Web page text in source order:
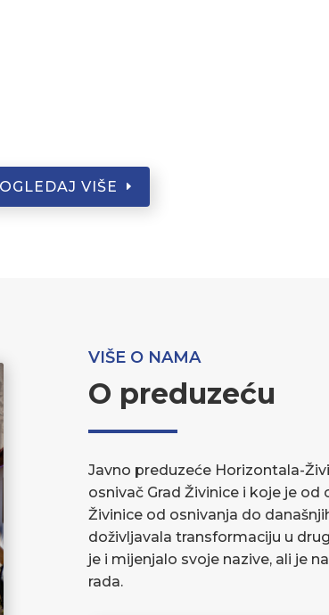
VIŠE
VIŠE O NAMA
O preduzeću
Javno preduzeće Horizontala-
osnivač Grad Živinice i koje je od
Živinice od osnivanja do
doživljavala transformaciju u
je i mijenjalo svoje nazive, ali je
rada.